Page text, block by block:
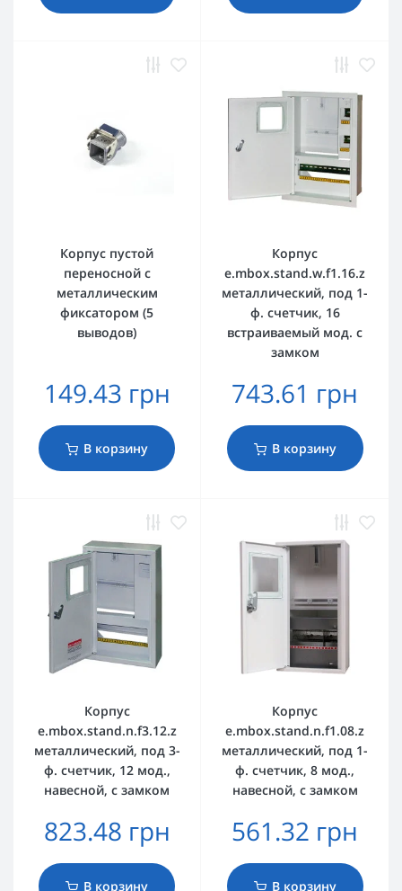
Корпус пустой
переносной с
металлическим
фиксатором (5
выводов)
149.43 грн
В корзину
Корпус
e.mbox.stand.w.f1.16.z
металлический, под 1-
ф. счетчик, 16
встраиваемый мод. с
замком
743.61 грн
В корзину
Корпус
e.mbox.stand.n.f3.12.z
металлический, под 3-
ф. счетчик, 12 мод.,
навесной, с замком
823.48 грн
В корзину
Корпус
e.mbox.stand.n.f1.08.z
металлический, под 1-
ф. счетчик, 8 мод.,
навесной, с замком
561.32 грн
В корзину